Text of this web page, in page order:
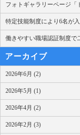
フォトギャラリーページ「
特定技能制度により6名が
働きやすい職場認証制度で
アーカイブ
2026年6月 (2)
2026年5月 (1)
2026年4月 (2)
2026年2月 (3)